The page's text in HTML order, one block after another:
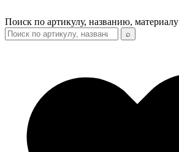
Поиск по артикулу, названию, материалу
⌕